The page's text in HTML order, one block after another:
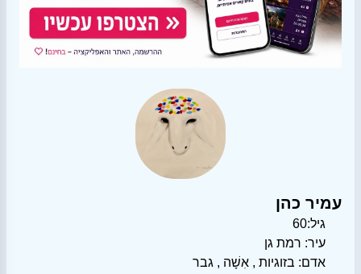
עמיר כהן
גיל:60
עיר: רמת גן
אדם: בזוגיות , אִשָׁה , גבר